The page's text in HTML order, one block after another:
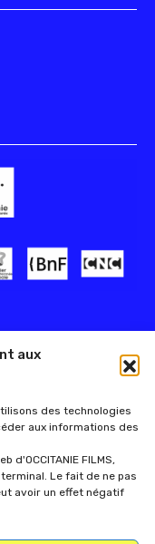
aux
des technologies
aux informations des
d'OCCITANIE FILMS,
Le fait de ne pas
avoir un effet négatif